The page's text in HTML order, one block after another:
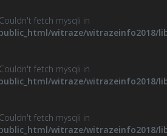
fetch mysqli in
witraze/witrazeinfo2018/
fetch mysqli in
witraze/witrazeinfo2018/
fetch mysqli in
witraze/witrazeinfo2018/